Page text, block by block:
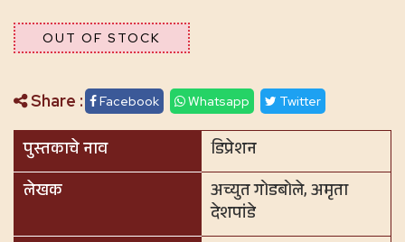
OUT OF STOCK
Share : Facebook Whatsapp Twitter
पुस्तकाचे नाव
डिप्रेशन
लेखक
अच्युत गोडबोले, अमृता
देशपांडे